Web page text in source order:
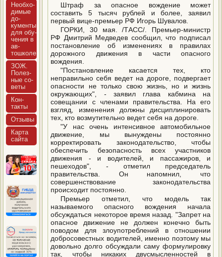
Не­об­хо­
димые
до­
кумен­ты
для обу­
чения в
ав­
тошко­ле
ЗОЖ.
Полез­
ные со­
веты
Кон­
такты
Отзы­вы
Кар­та
сай­та
Штраф за опасное вождение может
составить 5 тысяч рублей и более, заявил
первый вице-премьер РФ Игорь Шувалов.
ГОРКИ, 30 мая. /ТАСС/. Премьер-министр
РФ Дмитрий Медведев сообщил, что подписал
постановление об изменениях в правилах
дорожного движения в части опасного
вождения.
"Постановление касается тех, кто
неправильно себя ведет на дороге, подвергает
опасности не только свою жизнь, но и жизнь
окружающих", - заявил глава кабмина на
совещании с членами правительства. На его
взгляд, изменения должны дисциплинировать
тех, кто возмутительно ведет себя на дороге.
"У нас очень интенсивное автомобильное
движение, мы вынуждены постоянно
корректировать законодательство, чтобы
обеспечить безопасность всех участников
движения - и водителей, и пассажиров, и
пешеходов", - отметил председатель
правительства. Он напомнил, что
совершенствование законодательства
происходит постоянно.
Премьер отметил, что модель так
называемого опасного вождения начала
обсуждаться некоторое время назад. "Запрет на
опасное движение не должен конечно быть
поводом для злоупотреблений в отношении
добросовестных водителей, именно поэтому мы
довольно долго обсуждали саму формулировку
так, чтобы никаких двусмысленностей в